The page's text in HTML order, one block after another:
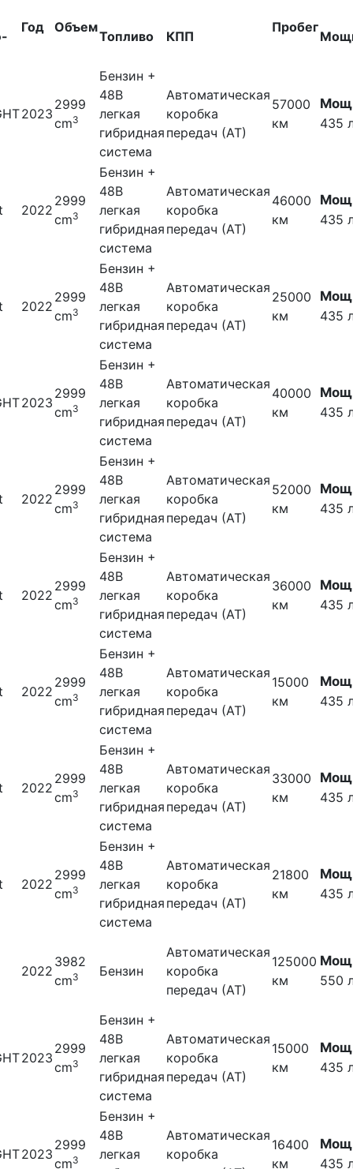
Год Объем
Топливо КПП
Пробег
2023
2999
cm3
Бензин +
48В
легкая
гибридная
система
Автоматическая
коробка
передач (АТ)
57000
км
435
2022
2999
cm3
Бензин +
48В
легкая
гибридная
система
Автоматическая
коробка
передач (АТ)
46000
км
435
2022
2999
cm3
Бензин +
48В
легкая
гибридная
система
Автоматическая
коробка
передач (АТ)
25000
км
435
2023
2999
cm3
Бензин +
48В
легкая
гибридная
система
Автоматическая
коробка
передач (АТ)
40000
км
435
2022
2999
cm3
Бензин +
48В
легкая
гибридная
система
Автоматическая
коробка
передач (АТ)
52000
км
435
2022
2999
cm3
Бензин +
48В
легкая
гибридная
система
Автоматическая
коробка
передач (АТ)
36000
км
435
2022
2999
cm3
Бензин +
48В
легкая
гибридная
система
Автоматическая
коробка
передач (АТ)
15000
км
435
2022
2999
cm3
Бензин +
48В
легкая
гибридная
система
Автоматическая
коробка
передач (АТ)
33000
км
435
2022
2999
cm3
Бензин +
48В
легкая
гибридная
система
Автоматическая
коробка
передач (АТ)
21800
км
435
2022
3982
cm3 Бензин
Автоматическая
коробка
передач (АТ)
125000
км
550
2023
2999
cm3
Бензин +
48В
легкая
гибридная
система
Автоматическая
коробка
передач (АТ)
15000
км
435
2023
2999
cm3
Бензин +
48В
легкая
Автоматическая
коробка
16400
км
435